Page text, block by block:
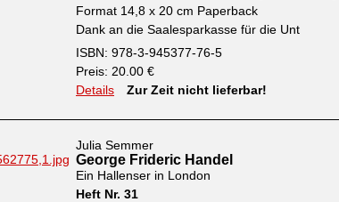
Format 14,8 x 20 cm Paperback
Dank an die Saalesparkasse für die Unt
ISBN: 978-3-945377-76-5
Preis: 20.00 €
Details
Zur Zeit nicht lieferbar!
Julia Semmer
George Frideric Handel
Ein Hallenser in London
Heft Nr. 31